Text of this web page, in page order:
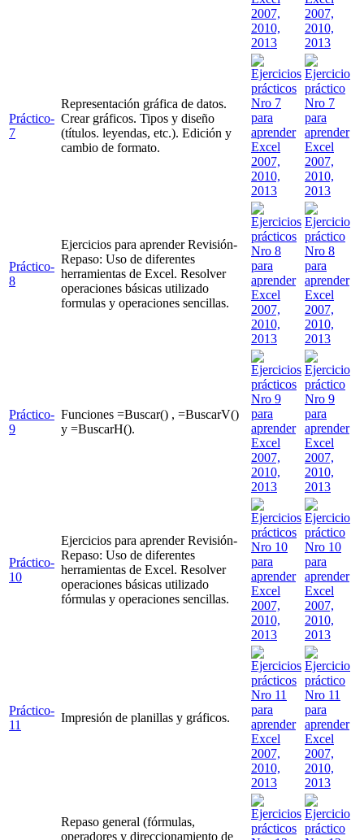
Práctico-
7
Representación gráfica de datos.
Crear gráficos. Tipos y diseño
(títulos. leyendas, etc.). Edición y
cambio de formato.
Práctico-
8
Ejercicios para aprender Revisión-
Repaso: Uso de diferentes
herramientas de Excel. Resolver
operaciones básicas utilizado
formulas y operaciones sencillas.
Práctico-
9
Funciones =Buscar() , =BuscarV()
y =BuscarH().
Práctico-
10
Ejercicios para aprender Revisión-
Repaso: Uso de diferentes
herramientas de Excel. Resolver
operaciones básicas utilizado
fórmulas y operaciones sencillas.
Práctico-
11
Impresión de planillas y gráficos.
Repaso general (fórmulas,
operadores y direccionamiento de